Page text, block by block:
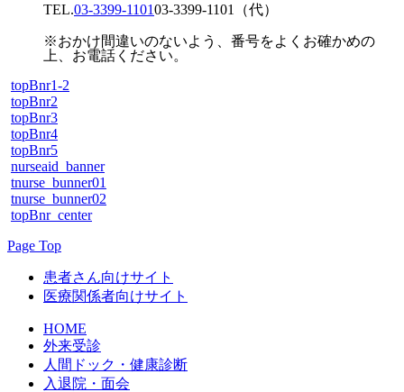
TEL.03-3399-110103-3399-1101 （代）
※おかけ間違いのないよう、番号をよくお確かめの
上、お電話ください。
topBnr1-2
topBnr2
topBnr3
topBnr4
topBnr5
nurseaid_banner
tnurse_bunner01
tnurse_bunner02
topBnr_center
Page Top
患者さん向けサイト
医療関係者向けサイト
HOME
外来受診
人間ドック・健康診断
入退院・面会